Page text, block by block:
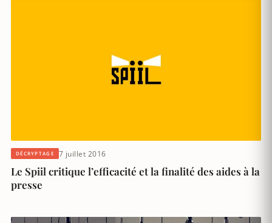
DÉCRYPTAGE 7 juillet 2016
Le Spiil critique l’efficacité et la finalité des aides à la
presse